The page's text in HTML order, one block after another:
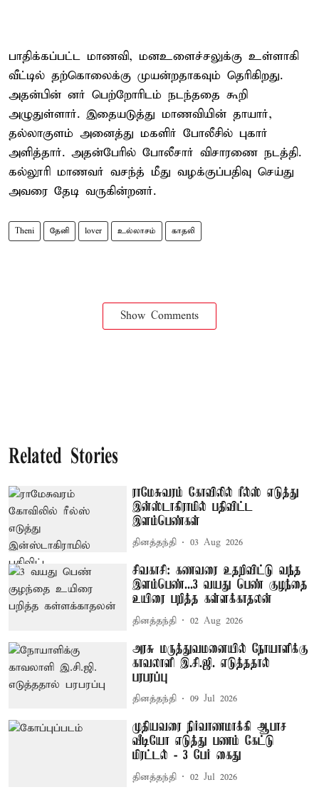
பாதிக்கப்பட்ட மாணவி, மனஉளைச்சலுக்கு உள்ளாகி
வீட்டில் தற்கொலைக்கு முயன்றதாகவும் தெரிகிறது.
அதன்பின் னர் பெற்றோரிடம் நடந்ததை கூறி
அழுதுள்ளார். இதையடுத்து மாணவியின் தாயார்,
தல்லாகுளம் அனைத்து மகளிர் போலீசில் புகார்
அளித்தார். அதன்பேரில் போலீசார் விசாரணை நடத்தி.
கல்லூரி மாணவர் வசந்த் மீது வழக்குப்பதிவு செய்து
அவரை தேடி வருகின்றனர்.
Theni தேனி lover உல்லாசம் காதலி
Show Comments
Related Stories
ராமேசுவரம் கோவிலில் ரீல்ஸ் எடுத்து
இன்ஸ்டாகிராமில் பதிவிட்ட
இளம்பெண்கள்
தினத்தந்தி 03 Aug 2026
சிவகாசி: கணவரை உதறிவிட்டு வந்த
இளம்பெண்...3 வயது பெண் குழந்தை
உயிரை பறித்த கள்ளக்காதலன்
தினத்தந்தி 02 Aug 2026
அரசு மருத்துவமனையில் நோயாளிக்கு
காவலாளி இ.சி.ஜி. எடுத்ததால்
பரபரப்பு
தினத்தந்தி 09 Jul 2026
முதியவரை நிர்வாணமாக்கி ஆபாச
வீடியோ எடுத்து பணம் கேட்டு
மிரட்டல் - 3 பேர் கைது
தினத்தந்தி 02 Jul 2026